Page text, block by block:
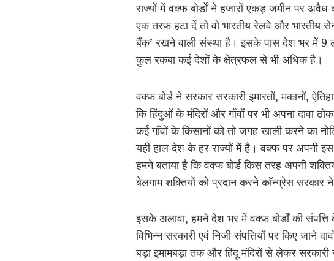
राज्यों में वक्फ बोर्डों ने हजारों एकड़ जमीन पर
एक तरफ हटा दें तो वो भारतीय रेलवे और
बैंक’ रखने वाली संस्था है। इसके पास देश भर में
कुल रकबा कई देशों के क्षेत्रफल से भी अधिक है।
वक्फ बोर्ड ने सरकार सरकारी इमारतों, मकानों,
कि हिंदुओं के मंदिरों और गाँवों पर भी अपना दावा
कई गाँवों के किसानों को तो जगह खाली करने का
यही हाल देश के हर राज्यों में है। वक्फ पर अपनी
हमने बताया है कि वक्फ बोर्ड किस तरह अपनी
बेलगाम शक्तियों को प्रदान करने कॉन्ग्रेस सरकार
इसके अलावा, हमने देश भर में वक्फ बोर्डों की संपत्ति
विभिन्न सरकारी एवं निजी संपत्तियों पर किए
बड़ा इमामबड़ा तक और हिंदू मंदिरों से लेकर